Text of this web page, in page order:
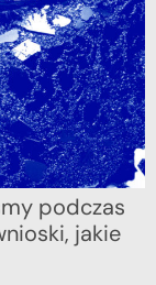
podczas
jakie